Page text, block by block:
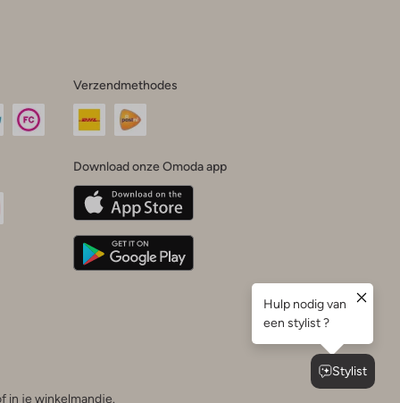
Verzendmethodes
Download onze Omoda app
in je winkelmandje.